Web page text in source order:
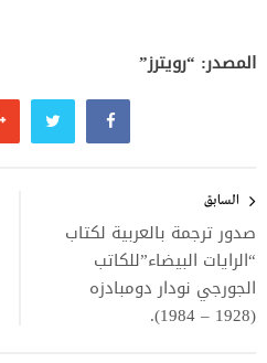
المصدر: “رويترز”
المقالات
السابق
صدور ترجمة بالعربية لكتاب
“الرايات البيضاء”للكاتب
الجورجي نودار دومبادزه
(1928 – 1984).